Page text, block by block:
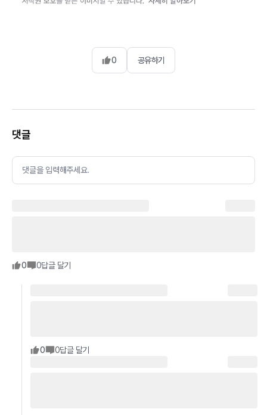
0 공유하기
댓글
댓글을 입력해주세요.
0 0답글 달기
0 0답글 달기